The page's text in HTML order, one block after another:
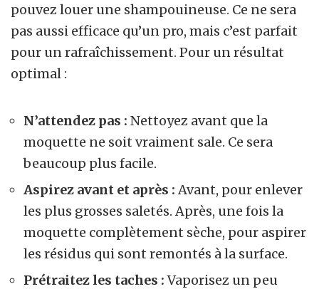
pouvez louer une shampouineuse. Ce ne sera
pas aussi efficace qu’un pro, mais c’est parfait
pour un rafraîchissement. Pour un résultat
optimal :
N’attendez pas : Nettoyez avant que la
moquette ne soit vraiment sale. Ce sera
beaucoup plus facile.
Aspirez avant et après : Avant, pour enlever
les plus grosses saletés. Après, une fois la
moquette complètement sèche, pour aspirer
les résidus qui sont remontés à la surface.
Prétraitez les taches :Vaporisez un peu